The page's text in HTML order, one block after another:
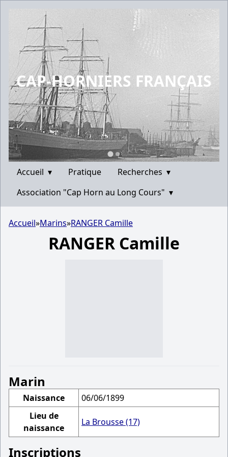
CAP-HORNIERS FRANÇAIS
Accueil ▾ Pratique Recherches ▾
Association "Cap Horn au Long Cours" ▾
Accueil»Marins»RANGER Camille
RANGER Camille
Marin
Naissance
06/06/1899
Lieu de
naissance
La Brousse (17)
Inscriptions